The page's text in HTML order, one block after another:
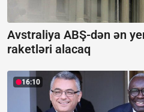
Avstraliya ABŞ-dən ən
raketləri alacaq
16:10